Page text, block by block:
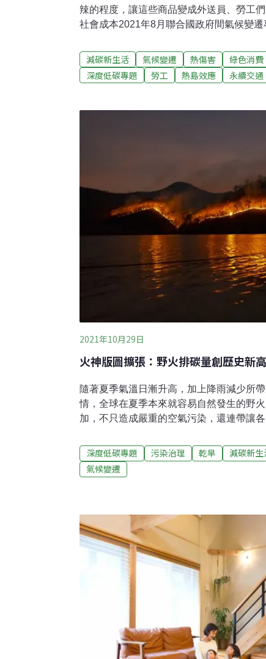
辣的程度，讓這些商品變成外送員、勞工
社會成本2021年8月聯合國政府間氣候變
報告。報告指出，台灣年平均氣溫在過去
約1.6℃，其中，21世紀初的夏季日數更增
之中有三分之一是夏天；各地極端高溫的
防措施是即刻能夠展開的。
減碳新生活 氣候變遷 熱傷害 綠色消費
深度低碳專題
勞工 熱島效應 永續交通
2021年10月29日
火神版圖擴張：野火排碳量創歷史新
隨著夏季氣溫日漸升高，加上降雨減少所
情，全球在夏季本來就容易自然發生的野
加，不只造成嚴重的空氣污染，還連帶讓
務（CAMS）整個夏季都在密切監測北半
海沿岸、北美洲與西伯利亞地區的「熱區
發生次數、持續延燒時間與燃燒強度皆十
月產生的二氧化碳量比印度一整年的排放
二氧化碳排放量，更突破歷史新高。北半
熱浪侵襲、降水量不多，土壤濕潤度也不
俄國因為擁有
深度低碳專題 污染治理 乾旱 減碳新生
氣候變遷